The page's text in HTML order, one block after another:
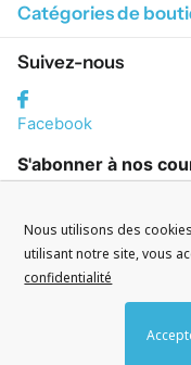
Catégories de
Suivez-nous
Facebook
S'abonner à nos
©
Nous utilisons des
utilisant notre site, vous
confidentialité